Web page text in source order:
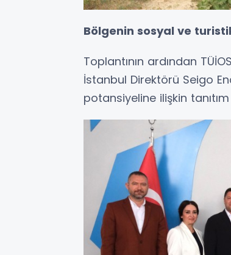
Bölgenin sosyal ve
Toplantının ardından
İstanbul Direktörü Seigo
potansiyeline ilişkin